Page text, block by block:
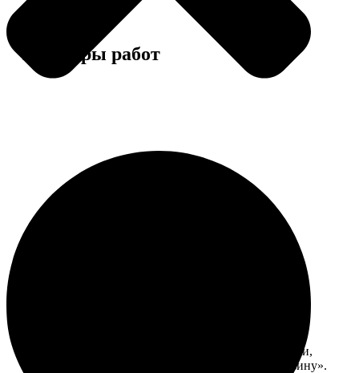
Примеры работ
Нажмите «Сделать заказ», выберите тип продукции,
загрузите фотографии, нажмите «Добавить в корзину».